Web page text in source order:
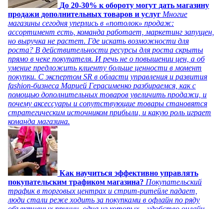
До 20-30% к обороту могут дать магазину
продажи дополнительных товаров и услуг Многие
магазины сегодня уперлись в «потолок» продаж:
ассортимент есть, команда работает, маркетинг запущен,
но выручка не растет. Где искать возможности для
роста? В действительности ресурсы для роста скрыты
прямо в чеке покупателя. И речь не о повышении цен, а об
умение предложить клиенту больше ценности в момент
покупки. С экспертом SR в области управления и развития
fashion-бизнеса Марией Герасименко разбираемся, как с
помощью дополнительных товаров увеличить продажи, и
почему аксессуары и сопутствующие товары становятся
стратегическим источником прибыли, и какую роль играет
команда магазина.
Как научиться эффективно управлять
покупательским трафиком магазина? Покупательский
трафик в торговых центрах и стрит-ритейле падает,
люди стали реже ходить за покупками в офлайн по ряду